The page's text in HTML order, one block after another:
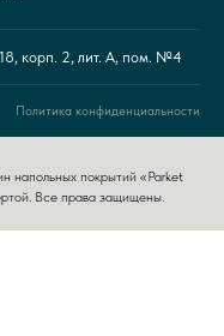
корп. 2, лит. А, пом. №4
Политика конфиденциальности
напольных покрытий «Parket
Все права защищены.